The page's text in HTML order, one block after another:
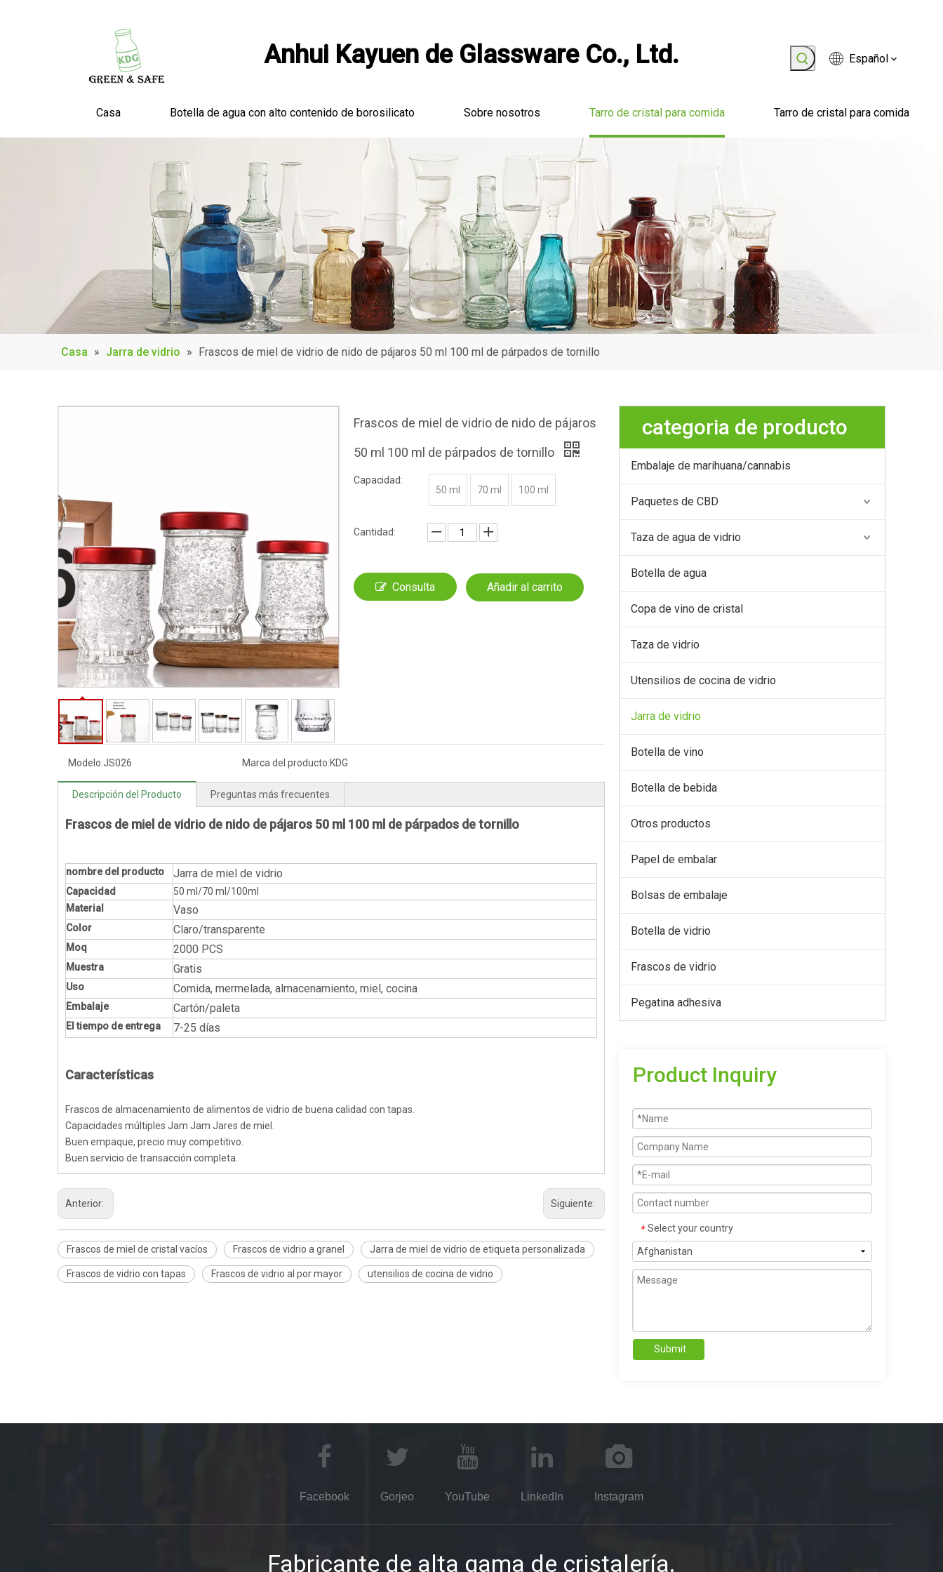
Anhui Kayuen de Glassware Co., Ltd. Español
Casa Botella de agua con alto contenido de borosilicato Sobre nosotros Tarro de cristal para comida Tarro de cristal para comida
Casa » Jarra de vidrio » Frascos de miel de vidrio de nido de pájaros 50 ml 100 ml de párpados de tornillo
Frascos de miel de vidrio de nido de pájaros
50 ml 100 ml de párpados de tornillo
Capacidad:
50 ml
70 ml 100 ml
Cantidad:
Consulta Añadir al carrito
Modelo:JS026 Marca del producto:KDG
Descripción del Producto Preguntas más frecuentes
Frascos de miel de vidrio de nido de pájaros 50 ml 100 ml de párpados de tornillo
nombre del producto Jarra de miel de vidrio
Capacidad
50 ml/70 ml/100ml
Material
Vaso
Color Claro/transparente
Moq 2000 PCS
Muestra Gratis
Uso Comida, mermelada, almacenamiento, miel, cocina
Embalaje Cartón/paleta
El tiempo de entrega 7-25 días
Características
Frascos de almacenamiento de alimentos de vidrio de buena calidad con tapas.
Capacidades múltiples Jam Jam Jares de miel.
Buen empaque, precio muy competitivo.
Buen servicio de transacción completa.
Anterior: Siguiente:
Frascos de miel de cristal vacíos Frascos de vidrio a granel Jarra de miel de vidrio de etiqueta personalizada
Frascos de vidrio con tapas Frascos de vidrio al por mayor utensilios de cocina de vidrio
categoria de producto
Embalaje de marihuana/cannabis
Paquetes de CBD
Taza de agua de vidrio
Botella de agua
Copa de vino de cristal
Taza de vidrio
Utensilios de cocina de vidrio
Jarra de vidrio
Botella de vino
Botella de bebida
Otros productos
Papel de embalar
Bolsas de embalaje
Botella de vidrio
Frascos de vidrio
Pegatina adhesiva
Product Inquiry
* Select your country
Submit
Facebook Gorjeo YouTube LinkedIn Instagram
Fabricante de alta gama de cristalería.